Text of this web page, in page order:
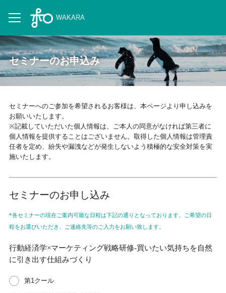
WAKARA
セミナーのお申込み
セミナーへのご参加を希望されるお客様は、本ページより申し込みを
お願いいたします。
※記載していただいた個人情報は、ご本人の同意がなければ第三者に
個人情報を提供することはございません。取得した個人情報は管理責
任者を定め、紛失や漏洩などが発生しないよう積極的な安全対策を実
施いたします。
セミナーのお申し込み
*各セミナーの現在ご案内可能な日程は下記の通りとなっております。ご希望の日
程をお選びいただき、ご連絡先等のご入力をお願い致します。
行動経済学×マーケティング戦略研修-買いたい気持ちを自然
に引き出す仕組みづくり
第1クール